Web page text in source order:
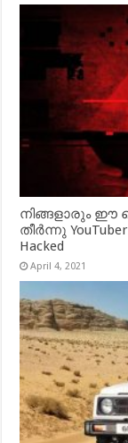
നിങ്ങളാരും ഈ
തീർന്നു
Hacked
April 4, 2021